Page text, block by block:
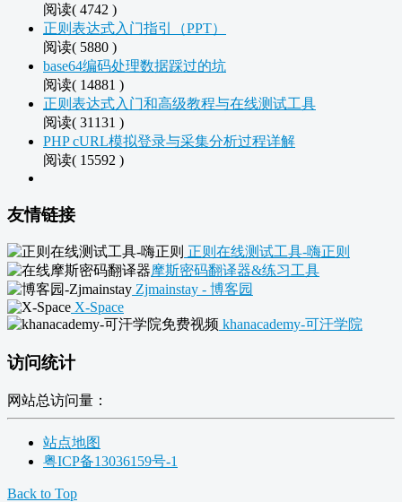
阅读( 4742 )
正则表达式入门指引（PPT）
阅读( 5880 )
base64编码处理数据踩过的坑
阅读( 14881 )
正则表达式入门和高级教程与在线测试工具
阅读( 31131 )
PHP cURL模拟登录与采集分析过程详解
阅读( 15592 )
友情链接
正则在线测试工具-嗨正则
摩斯密码翻译器&练习工具
Zjmainstay - 博客园
X-Space
khanacademy-可汗学院
访问统计
网站总访问量：
站点地图
粤ICP备13036159号-1
Back to Top